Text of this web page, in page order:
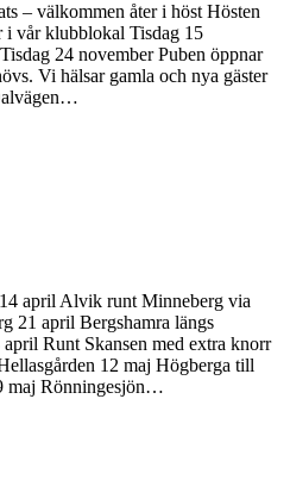
– välkommen åter i höst Hösten
i vår klubblokal Tisdag 15
24 november Puben öppnar
Vi hälsar gamla och nya gäster
april Alvik runt Minneberg via
21 april Bergshamra längs
Runt Skansen med extra knorr
12 maj Högberga till
maj Rönningesjön…